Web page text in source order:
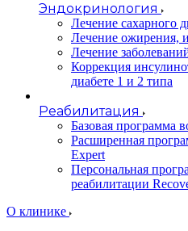
Эндокринология
Лечение сахарного
Лечение ожирения,
Лечение
Коррекция
диабете 1 и 2 типа
Реабилитация
Базовая программа
Расширенная
Expert
Персональная
реабилитации
O клинике